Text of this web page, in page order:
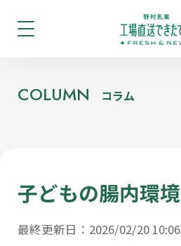
COLUMN コラム
子どもの腸内環境
最終更新日：2026/02/20 10:06